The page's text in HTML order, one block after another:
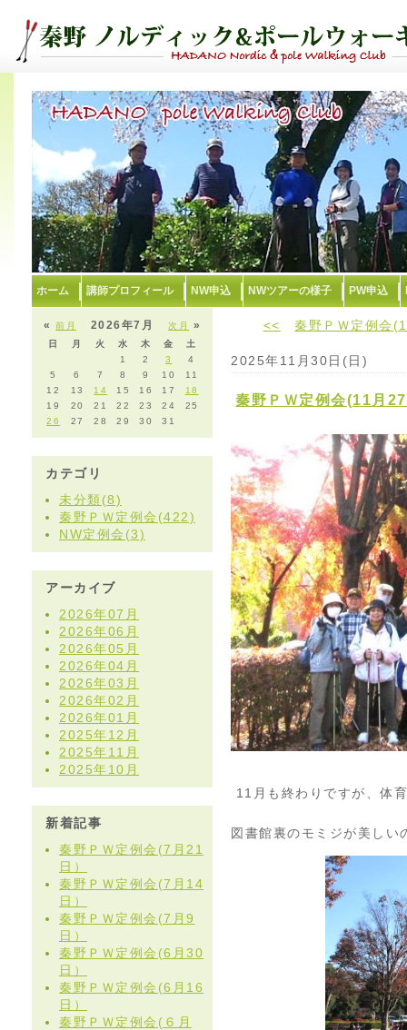
ホーム 講師プロフィール NW申込 NWツアーの様子 PW申込
«前月 次月 »
2026年7月
日 月 火 水 木 金
土
1
2 3
4
5
6 7 8 9 10
11
12
13 14 15 16 17
18
19
20 21 22 23 24
25
26
27 28 29 30 31
カテゴリ
未分類(8)
秦野ＰＷ定例会(422)
NW定例会(3)
アーカイブ
2026年07月
2026年06月
2026年05月
2026年04月
2026年03月
2026年02月
2026年01月
2025年12月
2025年11月
2025年10月
新着記事
秦野ＰＷ定例会(7月21
日）
秦野ＰＷ定例会(7月14
日）
秦野ＰＷ定例会(7月9
日）
秦野ＰＷ定例会(6月30
日）
秦野ＰＷ定例会(6月16
日）
秦野ＰＷ定例会(６月
<< 秦野ＰＷ定例会
2025年11月30日(日)
秦野ＰＷ定例会(11月
11月も終わりですが、体
図書館裏のモミジが美し